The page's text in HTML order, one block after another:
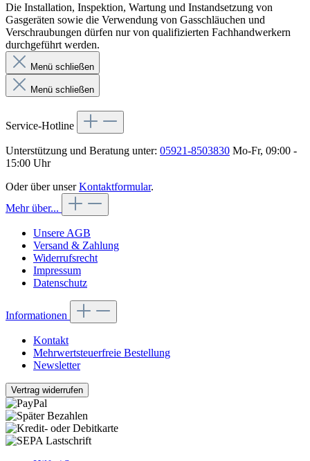
Die Installation, Inspektion, Wartung und Instandsetzung von
Gasgeräten sowie die Verwendung von Gasschläuchen und
Verschraubungen dürfen nur von qualifizierten Fachhandwerkern
durchgeführt werden.
Menü schließen
Menü schließen
Service-Hotline
Unterstützung und Beratung unter: 05921-8503830 Mo-Fr, 09:00 -
15:00 Uhr
Oder über unserKontaktformular.
Mehr über...
Unsere AGB
Versand & Zahlung
Widerrufsrecht
Impressum
Datenschutz
Informationen
Kontakt
Mehrwertsteuerfreie Bestellung
Newsletter
Vertrag widerrufen